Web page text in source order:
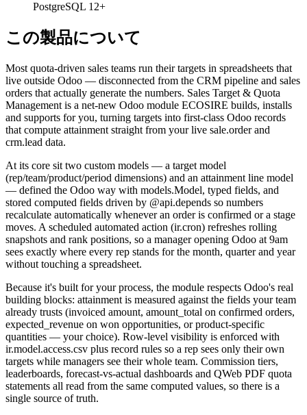
PostgreSQL 12+
この製品について
Most quota-driven sales teams run their targets in spreadsheets that
live outside Odoo — disconnected from the CRM pipeline and sales
orders that actually generate the numbers. Sales Target & Quota
Management is a net-new Odoo module ECOSIRE builds, installs
and supports for you, turning targets into first-class Odoo records
that compute attainment straight from your live sale.order and
crm.lead data.
At its core sit two custom models — a target model
(rep/team/product/period dimensions) and an attainment line model
— defined the Odoo way with models.Model, typed fields, and
stored computed fields driven by @api.depends so numbers
recalculate automatically whenever an order is confirmed or a stage
moves. A scheduled automated action (ir.cron) refreshes rolling
snapshots and rank positions, so a manager opening Odoo at 9am
sees exactly where every rep stands for the month, quarter and year
without touching a spreadsheet.
Because it's built for your process, the module respects Odoo's real
building blocks: attainment is measured against the fields your team
already trusts (invoiced amount, amount_total on confirmed orders,
expected_revenue on won opportunities, or product-specific
quantities — your choice). Row-level visibility is enforced with
ir.model.access.csv plus record rules so a rep sees only their own
targets while managers see their whole team. Commission tiers,
leaderboards, forecast-vs-actual dashboards and QWeb PDF quota
statements all read from the same computed values, so there is a
single source of truth.